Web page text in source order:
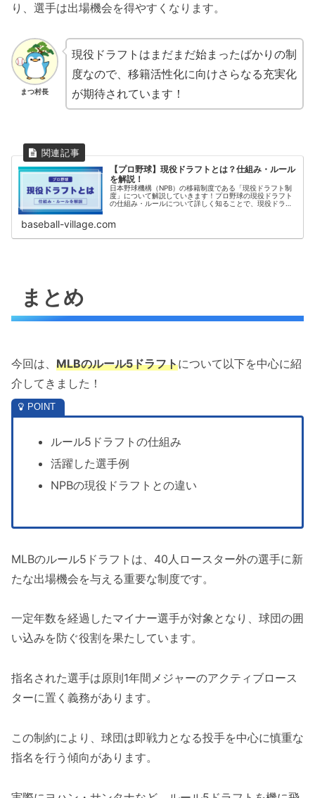
り、選手は出場機会を得やすくなります。
まつ村長
現役ドラフトはまだまだ始まったばかりの制
度なので、移籍活性化に向けさらなる充実化
が期待されています！
【プロ野球】現役ドラフトとは？仕組み・ルール
を解説！
日本野球機構（NPB）の移籍制度である「現役ドラフト制
度」について解説していきます！プロ野球の現役ドラフト
の仕組み・ルールについて詳しく知ることで、現役ドラフ
baseball-village.com
まとめ
今回は、 MLBのルール5ドラフトについて以下を中心に紹
介してきました！
ルール5ドラフトの仕組み
活躍した選手例
NPBの現役ドラフトとの違い
MLBのルール5ドラフトは、40人ロースター外の選手に新
たな出場機会を与える重要な制度です。
一定年数を経過したマイナー選手が対象となり、球団の囲
い込みを防ぐ役割を果たしています。
指名された選手は原則1年間メジャーのアクティブロース
ターに置く義務があります。
この制約により、球団は即戦力となる投手を中心に慎重な
指名を行う傾向があります。